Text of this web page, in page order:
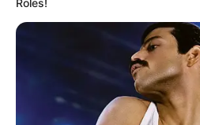
23 lutego
prędkość (1994) DVD
Śmierć Zygielbojma
(2021) DVD
Terminator: Mroczne
przeznaczenie (2019)
Roles!